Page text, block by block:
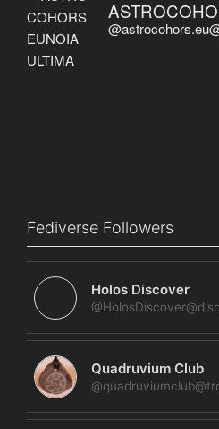
Fediverse Followers
Holos Discover
Quadruvium Club